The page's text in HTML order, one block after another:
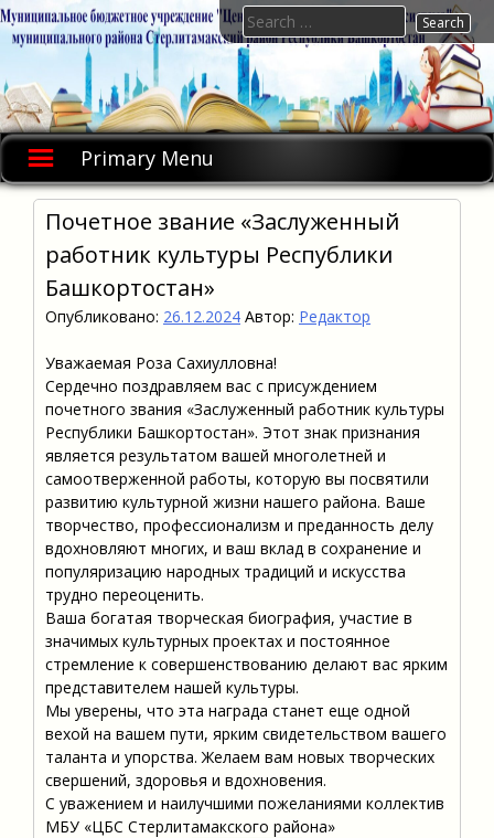
Skip
to
Primary Menu
Search
for:
Почетное звание «Заслуженный
работник культуры Республики
Башкортостан»
Опубликовано: 26.12.2024 Автор: Редактор
Уважаемая Роза Сахиулловна!
Сердечно поздравляем вас с присуждением
почетного звания «Заслуженный работник культуры
Республики Башкортостан». Этот знак признания
является результатом вашей многолетней и
самоотверженной работы, которую вы посвятили
развитию культурной жизни нашего района. Ваше
творчество, профессионализм и преданность делу
вдохновляют многих, и ваш вклад в сохранение и
популяризацию народных традиций и искусства
трудно переоценить.
Ваша богатая творческая биография, участие в
значимых культурных проектах и постоянное
стремление к совершенствованию делают вас ярким
представителем нашей культуры.
Мы уверены, что эта награда станет еще одной
вехой на вашем пути, ярким свидетельством вашего
таланта и упорства. Желаем вам новых творческих
свершений, здоровья и вдохновения.
С уважением и наилучшими пожеланиями коллектив
МБУ «ЦБС Стерлитамакского района»